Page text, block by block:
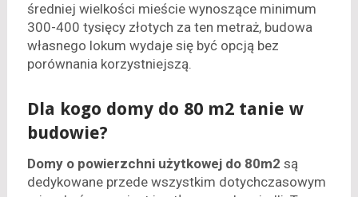
średniej wielkości mieście wynoszące minimum
300-400 tysięcy złotych za ten metraż, budowa
własnego lokum wydaje się być opcją bez
porównania korzystniejszą.
Dla kogo domy do 80 m2 tanie w
budowie?
Domy o powierzchni użytkowej do 80m2 są
dedykowane przede wszystkim dotychczasowym